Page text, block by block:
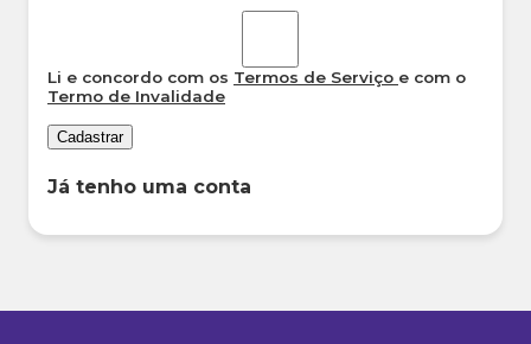
Li e concordo com os Termos de Serviço e com o
Termo de Invalidade
Cadastrar
Já tenho uma conta